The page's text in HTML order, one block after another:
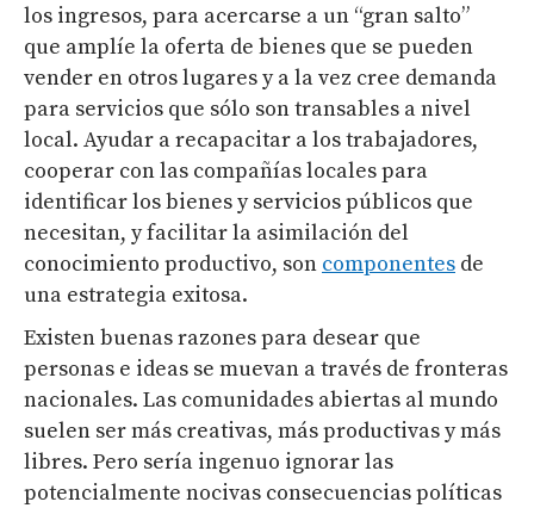
los ingresos, para acercarse a un “gran salto”
que amplíe la oferta de bienes que se pueden
vender en otros lugares y a la vez cree demanda
para servicios que sólo son transables a nivel
local. Ayudar a recapacitar a los trabajadores,
cooperar con las compañías locales para
identificar los bienes y servicios públicos que
necesitan, y facilitar la asimilación del
conocimiento productivo, son componentes de
una estrategia exitosa.
Existen buenas razones para desear que
personas e ideas se muevan a través de fronteras
nacionales. Las comunidades abiertas al mundo
suelen ser más creativas, más productivas y más
libres. Pero sería ingenuo ignorar las
potencialmente nocivas consecuencias políticas